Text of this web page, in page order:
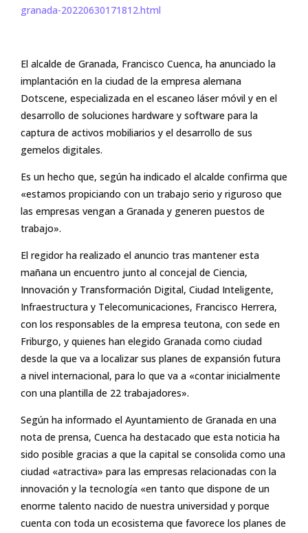
granada-20220630171812.html
El alcalde de Granada, Francisco Cuenca, ha anunciado la
implantación en la ciudad de la empresa alemana
Dotscene, especializada en el escaneo láser móvil y en el
desarrollo de soluciones hardware y software para la
captura de activos mobiliarios y el desarrollo de sus
gemelos digitales.
Es un hecho que, según ha indicado el alcalde confirma que
«estamos propiciando con un trabajo serio y riguroso que
las empresas vengan a Granada y generen puestos de
trabajo».
El regidor ha realizado el anuncio tras mantener esta
mañana un encuentro junto al concejal de Ciencia,
Innovación y Transformación Digital, Ciudad Inteligente,
Infraestructura y Telecomunicaciones, Francisco Herrera,
con los responsables de la empresa teutona, con sede en
Friburgo, y quienes han elegido Granada como ciudad
desde la que va a localizar sus planes de expansión futura
a nivel internacional, para lo que va a «contar inicialmente
con una plantilla de 22 trabajadores».
Según ha informado el Ayuntamiento de Granada en una
nota de prensa, Cuenca ha destacado que esta noticia ha
sido posible gracias a que la capital se consolida como una
ciudad «atractiva» para las empresas relacionadas con la
innovación y la tecnología «en tanto que dispone de un
enorme talento nacido de nuestra universidad y porque
cuenta con toda un ecosistema que favorece los planes de